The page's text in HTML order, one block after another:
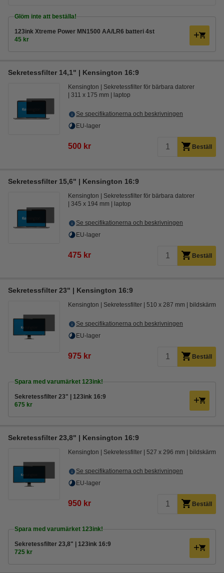
Glöm inte att beställa!
123ink Xtreme Power MN1500 AA/LR6 batteri 4st
45 kr
Sekretessfilter 14,1" | Kensington 16:9
Kensington
Sekretessfilter för bärbara datorer
311 x 175 mm
laptop
Se specifikationerna och beskrivningen
EU-lager
500 kr Beställ
Sekretessfilter 15,6" | Kensington 16:9
Kensington
Sekretessfilter för bärbara datorer
345 x 194 mm
laptop
Se specifikationerna och beskrivningen
EU-lager
475 kr Beställ
Sekretessfilter 23" | Kensington 16:9
Kensington Sekretessfilter 510 x 287 mm bildskärm
Se specifikationerna och beskrivningen
EU-lager
975 kr Beställ
Spara med varumärket 123ink!
Sekretessfilter 23" | 123ink 16:9
675 kr
Sekretessfilter 23,8" | Kensington 16:9
Kensington Sekretessfilter 527 x 296 mm bildskärm
Se specifikationerna och beskrivningen
EU-lager
950 kr Beställ
Spara med varumärket 123ink!
Sekretessfilter 23,8" | 123ink 16:9
725 kr